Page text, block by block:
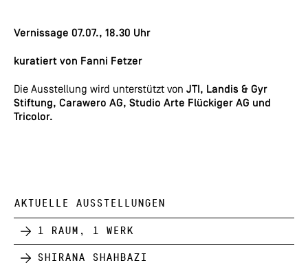
Vernissage 07.07., 18.30 Uhr
kuratiert von Fanni Fetzer
Die Ausstellung wird unterstützt von JTI, Landis & Gyr
Stiftung, Carawero AG, Studio Arte Flückiger AG und
Tricolor.
AKTUELLE AUSSTELLUNGEN
1 Raum, 1 Werk
Shirana Shahbazi